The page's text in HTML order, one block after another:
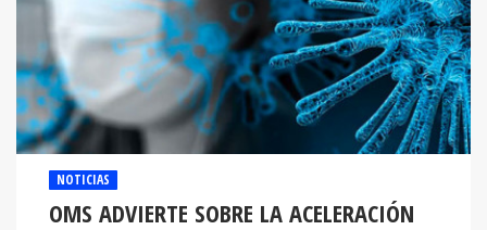
NOTICIAS
OMS ADVIERTE SOBRE LA ACELERACIÓN
DEL CORONAVIRUS EN EL MUNDO